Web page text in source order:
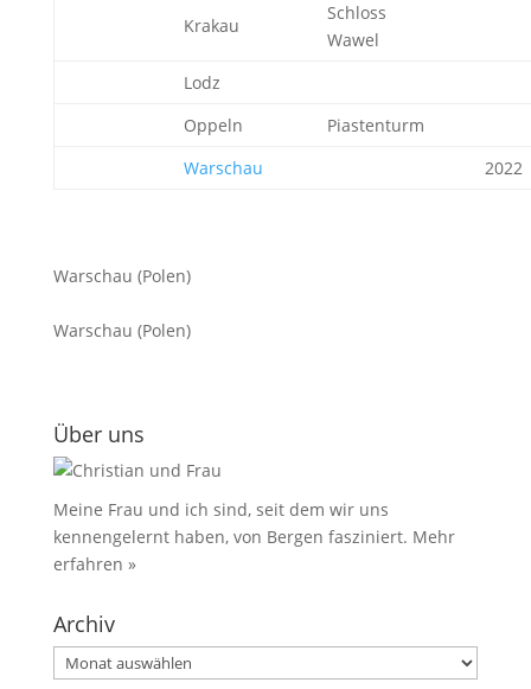
Krakau
Schloss
Wawel
Lodz
Oppeln
Piastenturm
Warschau
2022
Warschau (Polen)
Warschau (Polen)
Über uns
Meine Frau und ich sind, seit dem wir uns
kennengelernt haben, von Bergen fasziniert. Mehr
erfahren »
Archiv
Archiv